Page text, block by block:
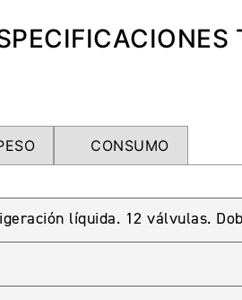
CONSUMO
líquida. 12 válvulas.